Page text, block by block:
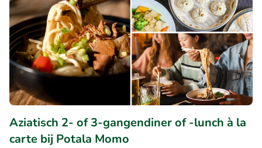
Aziatisch 2- of 3-gangendiner of -lunch à la
carte bij Potala Momo